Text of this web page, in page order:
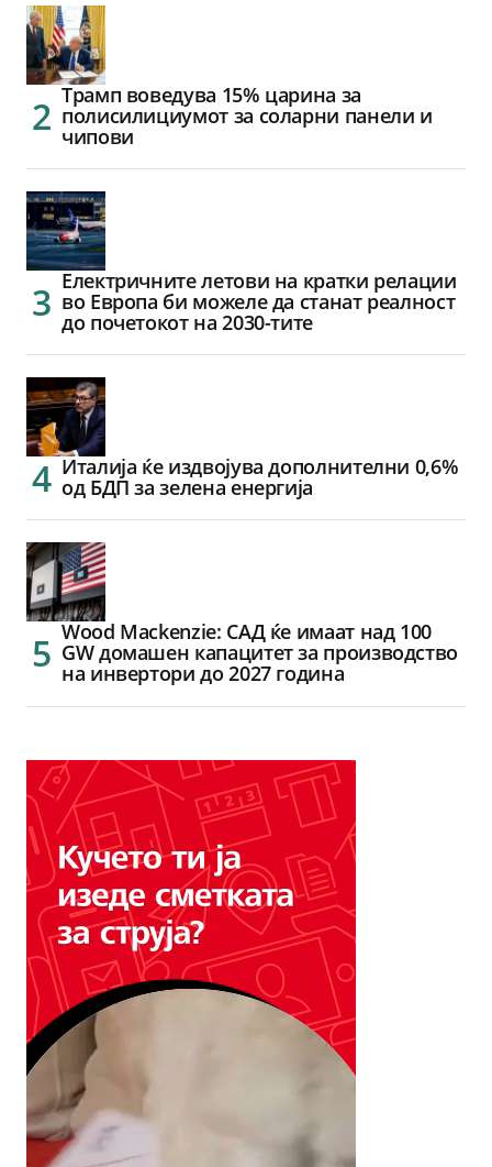
Трамп воведува 15% царина за
полисилициумот за соларни панели и
чипови
Електричните летови на кратки релации
во Европа би можеле да станат реалност
до почетокот на 2030-тите
Италија ќе издвојува дополнителни 0,6%
од БДП за зелена енергија
Wood Mackenzie: САД ќе имаат над 100
GW домашен капацитет за производство
на инвертори до 2027 година